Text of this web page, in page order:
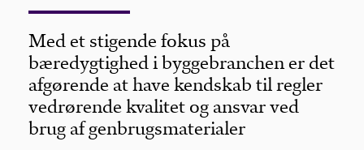
Med et stigende fokus på
bæredygtighed i byggebranchen er det
afgørende at have kendskab til regler
vedrørende kvalitet og ansvar ved
brug af genbrugsmaterialer